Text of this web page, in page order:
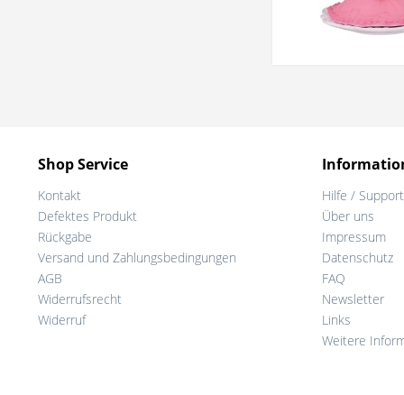
Shop Service
Kontakt
Defektes Produkt
Rückgabe
Versand und Zahlungsbedingungen
AGB
Widerrufsrecht
Widerruf
Hilfe / Support
Über uns
Impressum
Datenschutz
FAQ
Newsletter
Links
Weitere